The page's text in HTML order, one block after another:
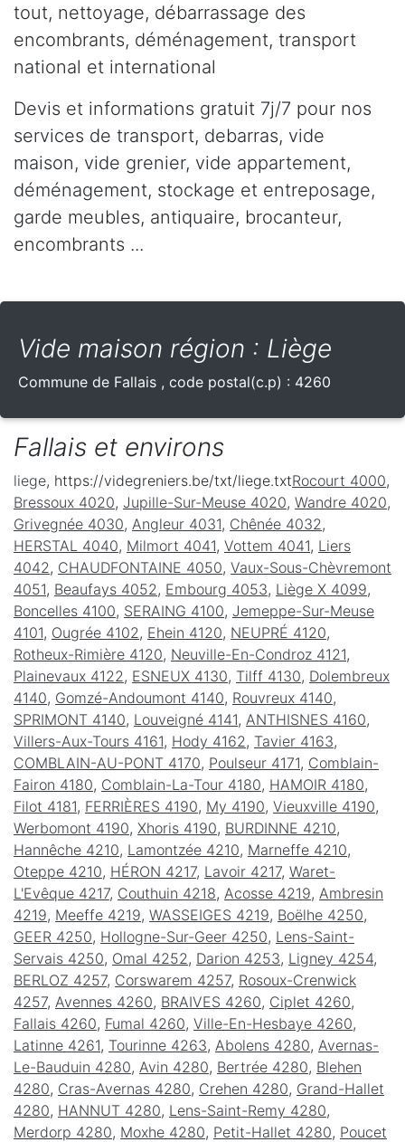
tout, nettoyage, débarrassage des
encombrants, déménagement, transport
national et international
Devis et informations gratuit 7j/7 pour nos
services de transport, debarras, vide
maison, vide grenier, vide appartement,
déménagement, stockage et entreposage,
garde meubles, antiquaire, brocanteur,
encombrants ...
Vide maison région : Liège
Commune de Fallais , code postal(c.p) : 4260
Fallais et environs
liege, https://videgreniers.be/txt/liege.txtRocourt 4000,
Bressoux 4020, Jupille-Sur-Meuse 4020, Wandre 4020,
Grivegnée 4030, Angleur 4031, Chênée 4032 ,
HERSTAL 4040, Milmort 4041, Vottem 4041, Liers
4042 , CHAUDFONTAINE 4050, Vaux-Sous-Chèvremont
4051, Beaufays 4052 , Embourg 4053, Liège X 4099,
Boncelles 4100, SERAING 4100, Jemeppe-Sur-Meuse
4101, Ougrée 4102 , Ehein 4120, NEUPRÉ 4120,
Rotheux-Rimière 4120, Neuville-En-Condroz 4121,
Plainevaux 4122 , ESNEUX 4130, Tilff 4130, Dolembreux
4140, Gomzé-Andoumont 4140, Rouvreux 4140,
SPRIMONT 4140, Louveigné 4141, ANTHISNES 4160,
Villers-Aux-Tours 4161, Hody 4162 , Tavier 4163,
COMBLAIN-AU-PONT 4170, Poulseur 4171, Comblain-
Fairon 4180, Comblain-La-Tour 4180, HAMOIR 4180,
Filot 4181, FERRIÈRES 4190, My 4190, Vieuxville 4190,
Werbomont 4190, Xhoris 4190, BURDINNE 4210,
Hannêche 4210, Lamontzée 4210, Marneffe 4210,
Oteppe 4210, HÉRON 4217, Lavoir 4217, Waret-
L'Evêque 4217, Couthuin 4218, Acosse 4219, Ambresin
4219, Meeffe 4219, WASSEIGES 4219, Boëlhe 4250,
GEER 4250, Hollogne-Sur-Geer 4250, Lens-Saint-
Servais 4250, Omal 4252 , Darion 4253, Ligney 4254,
BERLOZ 4257, Corswarem 4257, Rosoux-Crenwick
4257, Avennes 4260, BRAIVES 4260, Ciplet 4260,
Fallais 4260, Fumal 4260, Ville-En-Hesbaye 4260,
Latinne 4261, Tourinne 4263, Abolens 4280, Avernas-
Le-Bauduin 4280, Avin 4280, Bertrée 4280, Blehen
4280, Cras-Avernas 4280, Crehen 4280, Grand-Hallet
4280, HANNUT 4280, Lens-Saint-Remy 4280,
Merdorp 4280, Moxhe 4280, Petit-Hallet 4280, Poucet